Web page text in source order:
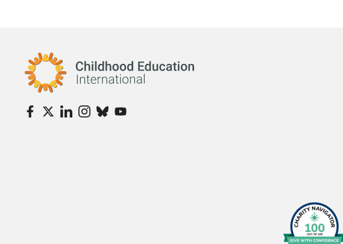
Childhood Education International